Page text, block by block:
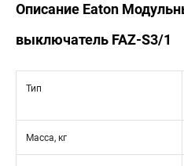
Описание Eaton
выключатель FAZ-S3/1
Тип
Масса, кг